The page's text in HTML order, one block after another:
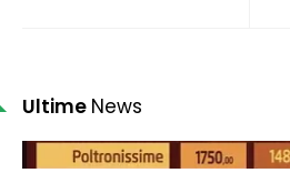
Ultime News